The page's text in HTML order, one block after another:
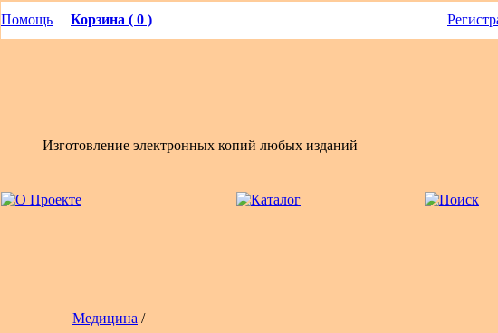
Помощь Корзина ( 0 )
Изготовление электронных копий любых изданий
Медицина /